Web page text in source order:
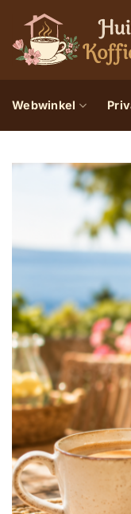
naar
inhoud
Webwinkel